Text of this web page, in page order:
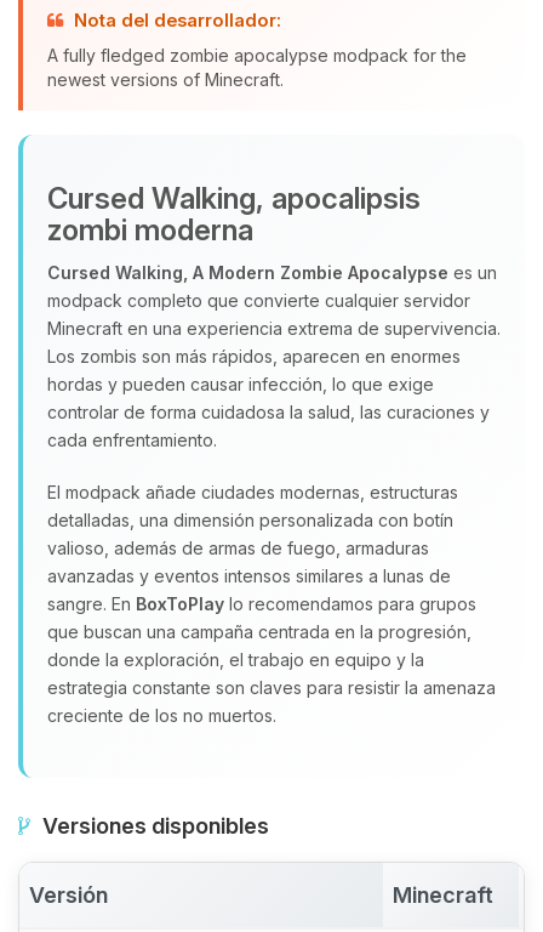
Nota del desarrollador:
A fully fledged zombie apocalypse modpack for the
newest versions of Minecraft.
Cursed Walking, apocalipsis
zombi moderna
Cursed Walking, A Modern Zombie Apocalypse es un
modpack completo que convierte cualquier servidor
Minecraft en una experiencia extrema de supervivencia.
Los zombis son más rápidos, aparecen en enormes
hordas y pueden causar infección, lo que exige
controlar de forma cuidadosa la salud, las curaciones y
cada enfrentamiento.
El modpack añade ciudades modernas, estructuras
detalladas, una dimensión personalizada con botín
valioso, además de armas de fuego, armaduras
avanzadas y eventos intensos similares a lunas de
sangre. En BoxToPlay lo recomendamos para grupos
que buscan una campaña centrada en la progresión,
donde la exploración, el trabajo en equipo y la
estrategia constante son claves para resistir la amenaza
creciente de los no muertos.
Versiones disponibles
Versión Minecraft
hablar! Soy Choupy, tu pequeno
asistente de BoxToPlay. Cuentame
que necesitas y moveré mis
pequenos circuitos para ayudarte.
07/08/2026 08:53